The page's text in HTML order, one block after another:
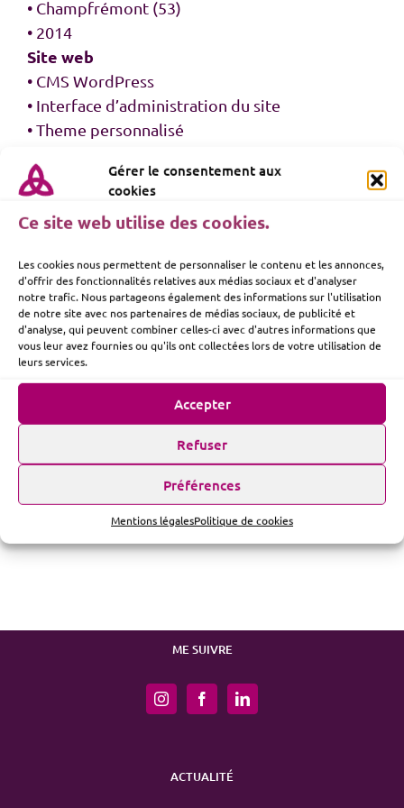
Gérer le consentement aux
cookies
Ce site web utilise des cookies.
Les cookies nous permettent de personnaliser le contenu et les annonces,
d'offrir des fonctionnalités relatives aux médias sociaux et d'analyser
notre trafic. Nous partageons également des informations sur l'utilisation
de notre site avec nos partenaires de médias sociaux, de publicité et
d'analyse, qui peuvent combiner celles-ci avec d'autres informations que
vous leur avez fournies ou qu'ils ont collectées lors de votre utilisation de
leurs services.
Accepter
Refuser
Préférences
Mentions légalesPolitique de cookies
• Champfrémont (53)
• 2014
Site web
• CMS WordPress
• Interface d’administration du site
• Theme personnalisé
• Page de contact
• 10 pages de présentation
Site web de
ME SUIVRE
ACTUALITÉ